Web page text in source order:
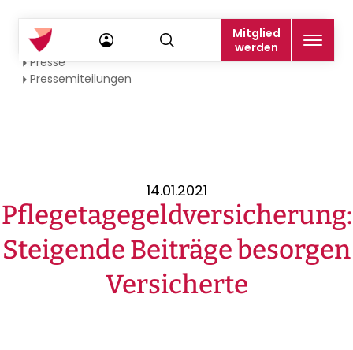
Mitglied
werden
Startseite
Presse
Pressemiteilungen
14.01.2021
Pflegetagegeldversicherung:
Steigende Beiträge besorgen
Versicherte